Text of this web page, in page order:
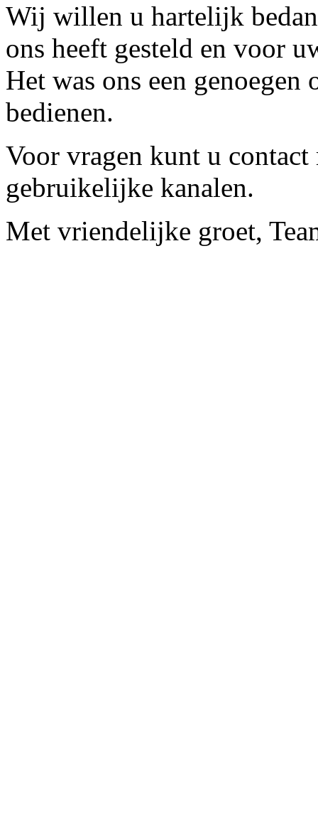
Wij willen u hartelijk
ons heeft gesteld en voor
Het was ons een
bedienen.
Voor vragen kunt u contact
gebruikelijke kanalen.
Met vriendelijke groet,